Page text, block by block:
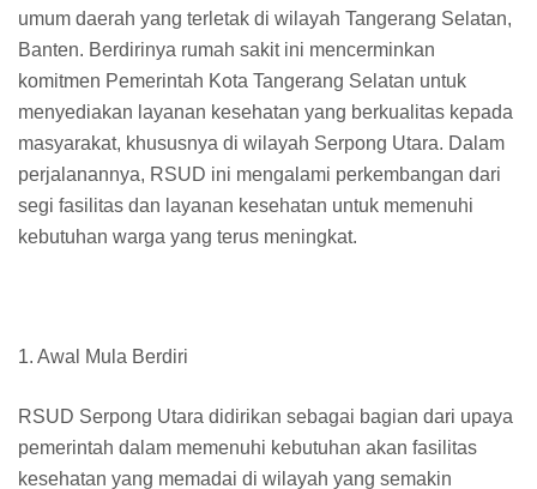
umum daerah yang terletak di wilayah Tangerang Selatan,
Banten. Berdirinya rumah sakit ini mencerminkan
komitmen Pemerintah Kota Tangerang Selatan untuk
menyediakan layanan kesehatan yang berkualitas kepada
masyarakat, khususnya di wilayah Serpong Utara. Dalam
perjalanannya, RSUD ini mengalami perkembangan dari
segi fasilitas dan layanan kesehatan untuk memenuhi
kebutuhan warga yang terus meningkat.
1. Awal Mula Berdiri
RSUD Serpong Utara didirikan sebagai bagian dari upaya
pemerintah dalam memenuhi kebutuhan akan fasilitas
kesehatan yang memadai di wilayah yang semakin